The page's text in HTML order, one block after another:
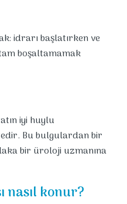
idrarı başlatırken ve
boşaltamamak
iyi huylu
Bu bulgulardan bir
bir üroloji uzmanına
nasıl konur?